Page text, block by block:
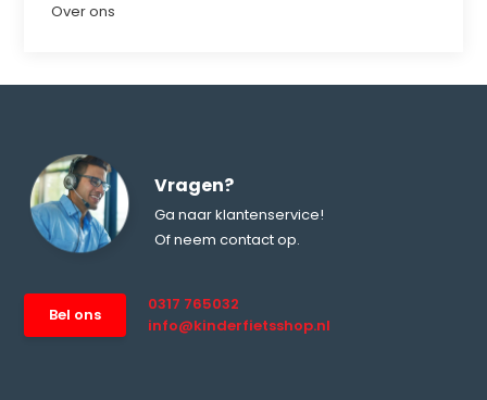
Over ons
Vragen?
Ga naar klantenservice!
Of neem contact op.
Bel ons
0317 765032
info@kinderfietsshop.nl